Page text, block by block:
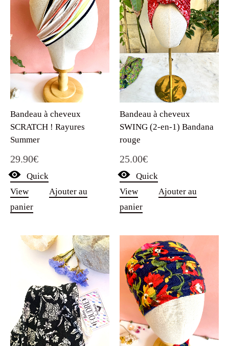
Bandeau à cheveux
SCRATCH ! Rayures
Summer
29.90€
Quick
View
Ajouter au
panier
Bandeau à cheveux
SWING (2-en-1) Bandana
rouge
25.00€
Quick
View
Ajouter au
panier